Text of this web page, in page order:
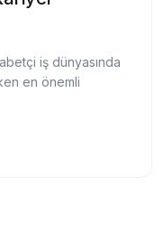
iş dünyasında
en önemli